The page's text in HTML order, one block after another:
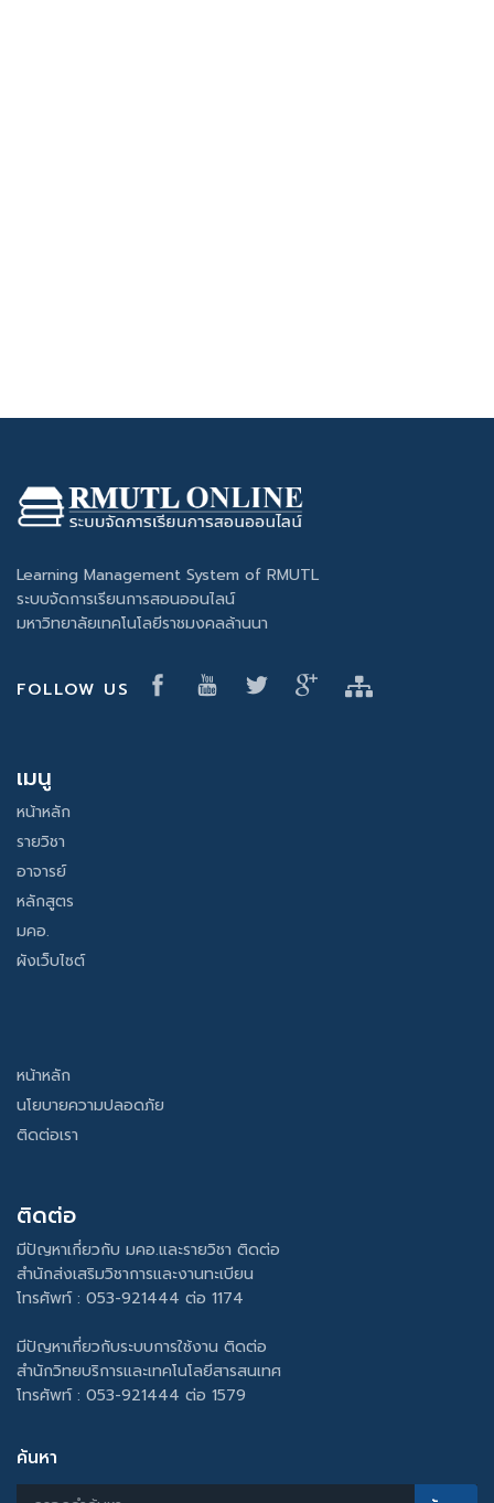
Learning Management System of RMUTL
ระบบจัดการเรียนการสอนออนไลน์
มหาวิทยาลัยเทคโนโลยีราชมงคลล้านนา
FOLLOW US
เมนู
หน้าหลัก
รายวิชา
อาจารย์
หลักสูตร
มคอ.
ผังเว็บไซต์
หน้าหลัก
นโยบายความปลอดภัย
ติดต่อเรา
ติดต่อ
มีปัญหาเกี่ยวกับ มคอ.และรายวิชา ติดต่อ
สำนักส่งเสริมวิชาการและงานทะเบียน
โทรศัพท์ : 053-921444 ต่อ 1174
มีปัญหาเกี่ยวกับระบบการใช้งาน ติดต่อ
สำนักวิทยบริการและเทคโนโลยีสารสนเทศ
โทรศัพท์ : 053-921444 ต่อ 1579
ค้นหา